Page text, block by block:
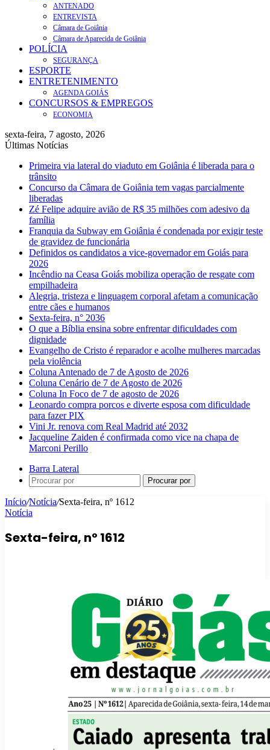
ANTENADO
ENTREVISTA
Câmara de Goiânia
Câmara de Aparecida de Goiânia
POLÍCIA
SEGURANÇA
ESPORTE
ENTRETENIMENTO
AGENDA GOIÁS
CONCURSOS & EMPREGOS
ECONOMIA
sexta-feira, 7 agosto, 2026
Últimas Notícias
Primeira via lateral do viaduto em Goiânia é liberada para o
trânsito
Concurso da Câmara de Goiânia tem vagas parcialmente
liberadas
Zé Felipe adquire avião de R$ 35 milhões com adesivo da
família
Franquia da Subway em Goiânia é condenada por exigir teste
de gravidez de funcionária
Definidos os candidatos a vice-governador em Goiás para
2026
Incêndio na Ceasa Goiás mobiliza operação de resgate com
empilhadeira
Alegria, tristeza e linguagem corporal afetam a comunicação
entre cães e humanos
Sexta-feira, n° 2036
O que a Bíblia ensina sobre enfrentar dificuldades com
dignidade
Evangelho de Cristo é reparador e acolhe mulheres marcadas
pela violência
Coluna Antenado de 7 de Agosto de 2026
Coluna Cenário de 7 de Agosto de 2026
Coluna In Foco de 7 de agosto de 2026
Leonardo compra porcos e diverte esposa com dificuldade
para fazer PIX
Vini Jr. renova com Real Madrid até 2032
Jacqueline Zaiden é confirmada como vice na chapa de
Marconi Perillo
Barra Lateral
Procurar por
Início/Notícia/Sexta-feira, nº 1612
Notícia
Sexta-feira, nº 1612